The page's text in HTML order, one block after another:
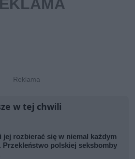
w tej chwili
jej rozbierać się w niemal każdym
Przekleństwo polskiej seksbomby